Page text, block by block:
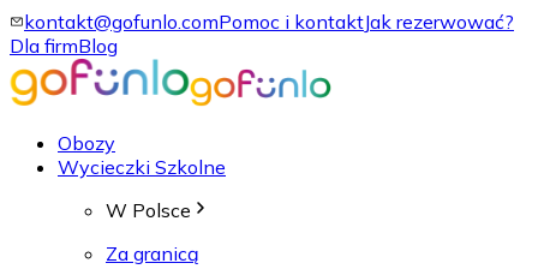
kontakt@gofunlo.comPomoc i kontaktJak rezerwować?
Dla firmBlog
Obozy
Wycieczki Szkolne
W Polsce
Za granicą